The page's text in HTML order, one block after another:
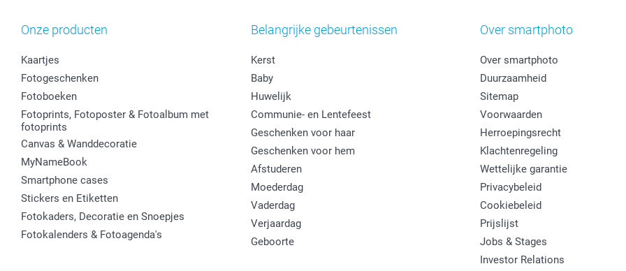
Onze producten
Kaartjes
Fotogeschenken
Fotoboeken
Fotoprints, Fotoposter & Fotoalbum met
fotoprints
Canvas & Wanddecoratie
MyNameBook
Smartphone cases
Stickers en Etiketten
Fotokaders, Decoratie en Snoepjes
Fotokalenders & Fotoagenda's
Belangrijke gebeurtenissen
Kerst
Baby
Huwelijk
Communie- en Lentefeest
Geschenken voor haar
Geschenken voor hem
Afstuderen
Moederdag
Vaderdag
Verjaardag
Geboorte
Over smartphoto
Over smartphoto
Duurzaamheid
Sitemap
Voorwaarden
Herroepingsrecht
Klachtenregeling
Wettelijke garantie
Privacybeleid
Cookiebeleid
Prijslijst
Jobs & Stages
Investor Relations